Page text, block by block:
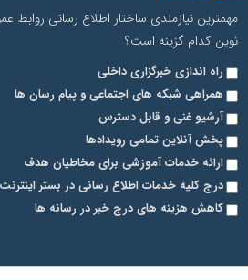
مهمترین نیازمندی ساختار اطلاع رسانی روابط
نوین کدام گزینه است؟
راه اندازی خبرگزاری داخلی
همراهی شبکه های اجتماعی و پیام رسان ها
آرشیو غنی و قابل دسترس
پخش آنلاین تمامی رویدادها
ارائه خدمات آموزشی برای مخاطیان هدف
درج کلیه خدمات اطلاع رسانی در بستر اینترنت
کاهش هزینه های درج خبر در رسانه ها